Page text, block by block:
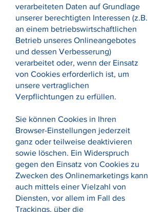
verarbeiteten Daten auf Grundlage
unserer berechtigten Interessen (z.B.
an einem betriebswirtschaftlichen
Betrieb unseres Onlineangebotes
und dessen Verbesserung)
verarbeitet oder, wenn der Einsatz
von Cookies erforderlich ist, um
unsere vertraglichen
Verpflichtungen zu erfüllen.
Sie können Cookies in Ihren
Browser-Einstellungen jederzeit
ganz oder teilweise deaktivieren
sowie löschen. Ein Widerspruch
gegen den Einsatz von Cookies zu
Zwecken des Onlinemarketings kann
auch mittels einer Vielzahl von
Diensten, vor allem im Fall des
Trackings, über die